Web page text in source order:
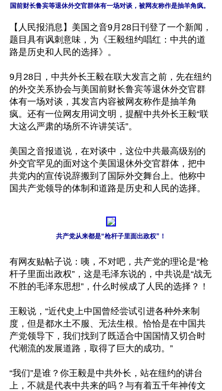
国前财长鲁宾等退休外交官群体有一场对谈，被网友称作是抽羊角疯。
【人民报消息】美国之音9月28日刊登了一个新闻，
题目具有讽刺意味，为《王毅纽约唱红：中共的道
路是历史和人民的选择》。
9月28日，中共外长王毅在联大发言之前，先在纽约
的外交关系协会与美国前财长鲁宾等退休外交官群
体有一场对谈，其发言内容被网友称作是抽羊角
疯。还有一位网友用词文明，提醒中共外长王毅“联
大这么严肃的场所不许讲笑话”。
美国之音报道说，在对谈中，这位中共最高级别的
外交官罕见的面对这个美国退休外交官群体，把中
共党内的宣传说辞搬到了国际外交舞台上。他称中
国共产党领导的体制和道路是历史和人民的选择。
共产党从来都是“枪杆子里面出政权”！
有网友贴帖子说：咦，不对吧，共产党的理论是“枪
杆子里面出政权”，这是毛泽东说的，中共说是“战无
不胜的毛泽东思想”，什么时候成了人民的选择？！
王毅说，“近代史上中国曾经尝试引进各种外来制
度，但是都水土不服、无法生根。恰恰是在中国共
产党领导下，我们找到了既适合中国国情又切合时
代潮流的发展道路，取得了巨大的成功。”
“我们”是谁？你王毅是中共外长，站在纽约的讲台
上，不就是代表中共来的吗？与有着五千年神传文